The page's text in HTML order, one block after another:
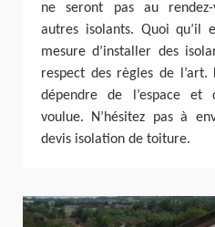
ne seront pas au
autres isolants. Quoi qu’il
mesure d’installer des
respect des règles de
dépendre de l’espace et
voulue. N’hésitez pas à
devis isolation de toiture.